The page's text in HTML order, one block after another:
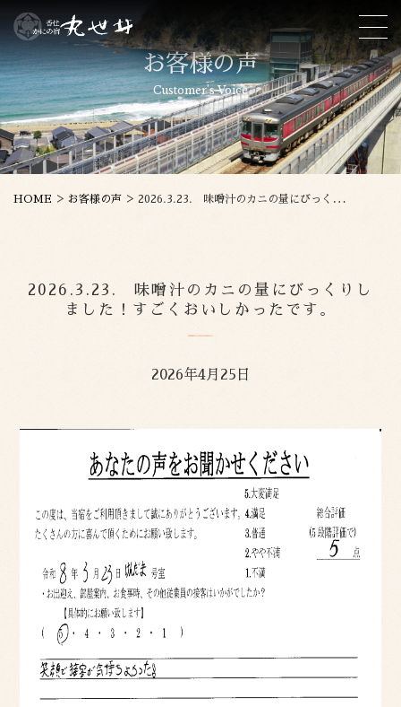
お客様の声
Customer's Voice
HOME > お客様の声 > 2026.3.23. 味噌汁のカニの量にびっくりしました！すごくおいしかったです。
2026.3.23. 味噌汁のカニの量にびっくりし
ました！すごくおいしかったです。
2026年4月25日